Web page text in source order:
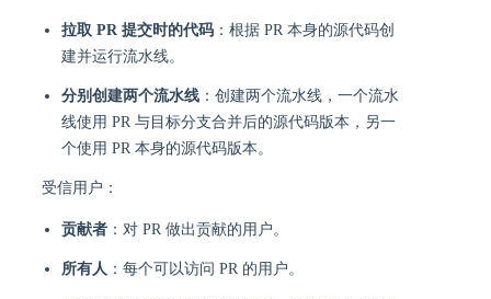
拉取 PR 提交时的代码 ：根据 PR 本身的源代码创
建并运行流水线。
分别创建两个流水线 ：创建两个流水线，一个流水
线使用 PR 与目标分支合并后的源代码版本，另一
个使用 PR 本身的源代码版本。
受信用户：
贡献者 ：对 PR 做出贡献的用户。
所有人 ：每个可以访问 PR 的用户。